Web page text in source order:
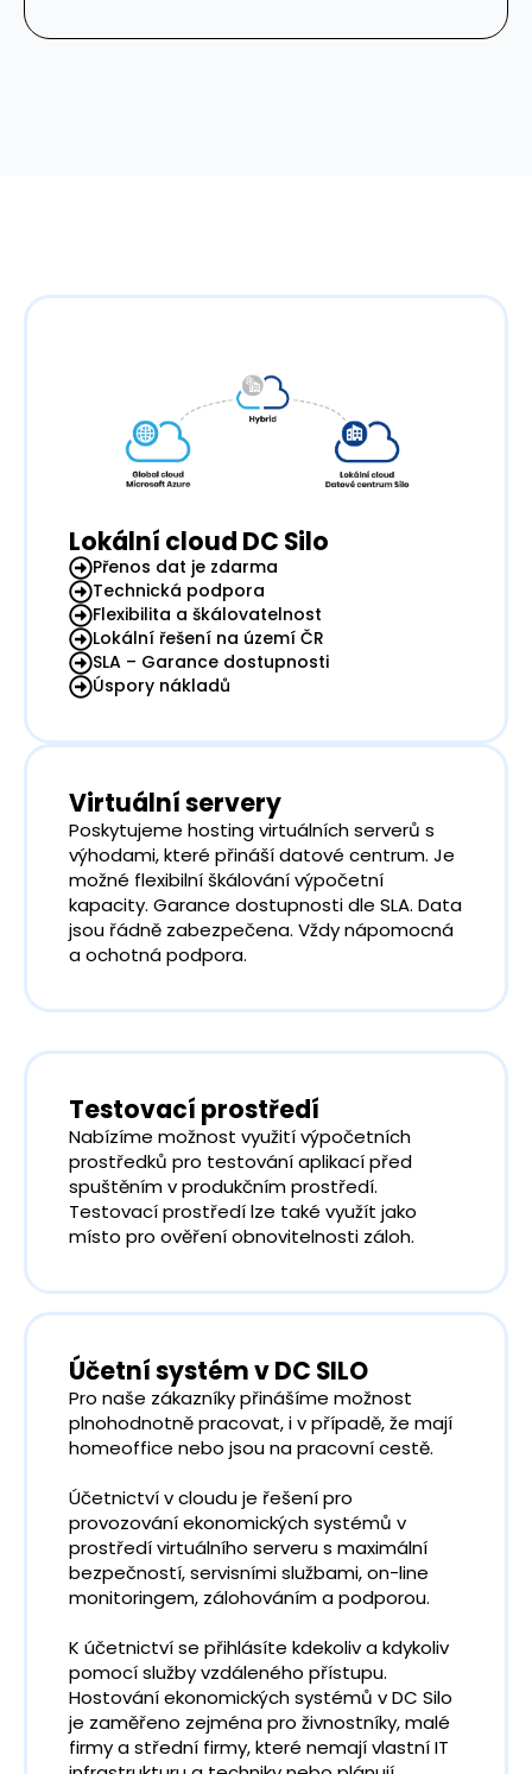
Lokální cloud DC Silo
Přenos dat je zdarma
Technická podpora
Flexibilita a škálovatelnost
Lokální řešení na území ČR
SLA – Garance dostupnosti
Úspory nákladů
Virtuální servery
Poskytujeme hosting virtuálních serverů s
výhodami, které přináší datové centrum. Je
možné flexibilní škálování výpočetní
kapacity. Garance dostupnosti dle SLA. Data
jsou řádně zabezpečena. Vždy nápomocná
a ochotná podpora.
Testovací prostředí
Nabízíme možnost využití výpočetních
prostředků pro testování aplikací před
spuštěním v produkčním prostředí.
Testovací prostředí lze také využít jako
místo pro ověření obnovitelnosti záloh.
Účetní systém v DC SILO
Pro naše zákazníky přinášíme možnost
plnohodnotně pracovat, i v případě, že mají
homeoffice nebo jsou na pracovní cestě.
Účetnictví v cloudu je řešení pro
provozování ekonomických systémů v
prostředí virtuálního serveru s maximální
bezpečností, servisními službami, on-line
monitoringem, zálohováním a podporou.
K účetnictví se přihlásíte kdekoliv a kdykoliv
pomocí služby vzdáleného přístupu.
Hostování ekonomických systémů v DC Silo
je zaměřeno zejména pro živnostníky, malé
firmy a střední firmy, které nemají vlastní IT